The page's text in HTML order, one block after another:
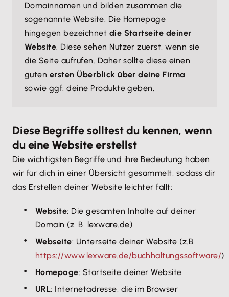
Domainnamen und bilden zusammen die
sogenannte Website. Die Homepage
hingegen bezeichnet die Startseite deiner
Website. Diese sehen Nutzer zuerst, wenn sie
die Seite aufrufen. Daher sollte diese einen
guten ersten Überblick über deine Firma
sowie ggf. deine Produkte geben.
Diese Begriffe solltest du kennen, wenn
du eine Website erstellst
Die wichtigsten Begriffe und ihre Bedeutung haben
wir für dich in einer Übersicht gesammelt, sodass dir
das Erstellen deiner Website leichter fällt:
Website: Die gesamten Inhalte auf deiner
Domain (z. B. lexware.de)
Webseite: Unterseite deiner Website (z.B.
https://www.lexware.de/buchhaltungssoftware/)
Homepage: Startseite deiner Website
URL: Internetadresse, die im Browser